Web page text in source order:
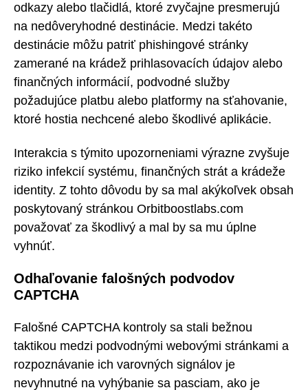
odkazy alebo tlačidlá, ktoré zvyčajne presmerujú
na nedôveryhodné destinácie. Medzi takéto
destinácie môžu patriť phishingové stránky
zamerané na krádež prihlasovacích údajov alebo
finančných informácií, podvodné služby
požadujúce platbu alebo platformy na sťahovanie,
ktoré hostia nechcené alebo škodlivé aplikácie.
Interakcia s týmito upozorneniami výrazne zvyšuje
riziko infekcií systému, finančných strát a krádeže
identity. Z tohto dôvodu by sa mal akýkoľvek obsah
poskytovaný stránkou Orbitboostlabs.com
považovať za škodlivý a mal by sa mu úplne
vyhnúť.
Odhaľovanie falošných podvodov
CAPTCHA
Falošné CAPTCHA kontroly sa stali bežnou
taktikou medzi podvodnými webovými stránkami a
rozpoznávanie ich varovných signálov je
nevyhnutné na vyhýbanie sa pasciam, ako je